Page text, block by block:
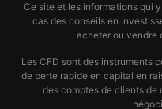
Ce site et les informations qui
cas des conseils en
acheter ou vendre
Les CFD sont des instruments
de perte rapide en capital en
des comptes de clients de